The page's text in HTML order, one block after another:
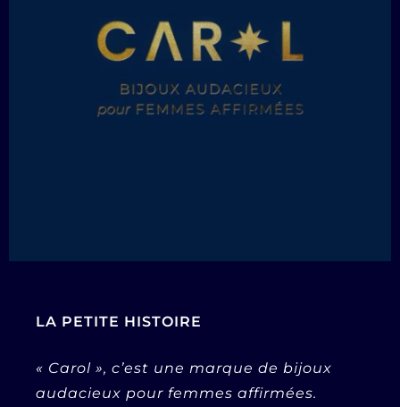
LA PETITE HISTOIRE
« Carol », c’est une marque de bijoux
audacieux pour femmes affirmées.